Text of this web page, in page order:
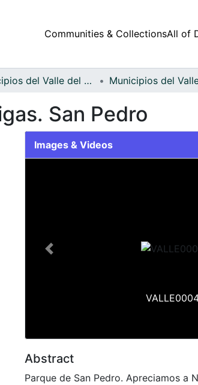
Communities & CollectionsAll of
Municipios del Valle del Cauca
San Pedro
Images & Videos
Previous
Abstract
Parque de San Pedro. Apreciamos a